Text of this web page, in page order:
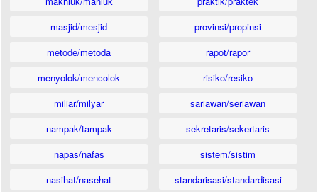
masjid/mesjid
metode/metoda
menyolok/mencolok
miliar/milyar
nampak/tampak
napas/nafas
nasihat/nasehat
provinsi/propinsi
rapot/rapor
risiko/resiko
sariawan/seriawan
sekretaris/sekertaris
sistem/sistim
standarisasi/standardisasi